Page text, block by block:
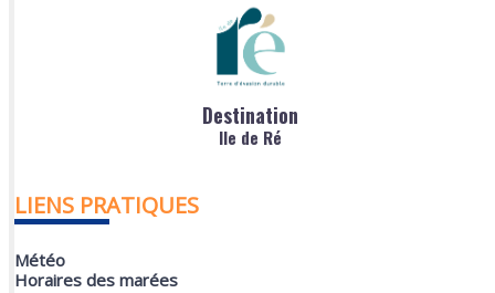
Destination
Ile de Ré
LIENS PRATIQUES
Météo
Horaires des marées